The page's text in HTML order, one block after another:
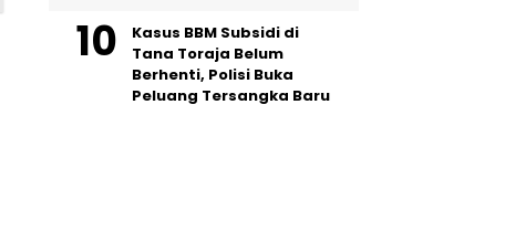
Kasus BBM Subsidi di
Tana Toraja Belum
Berhenti, Polisi Buka
Peluang Tersangka Baru